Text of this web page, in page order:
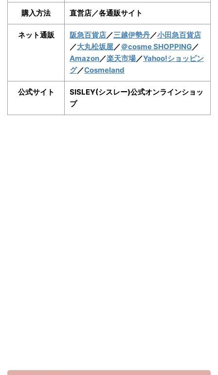
購入方法 直営店／各通販サイト
ネット通販 阪急百貨店／三越伊勢丹／小田急百貨店
／大丸松坂屋／＠cosme SHOPPING／
Amazon／楽天市場／Yahoo!ショッピン
グ／Cosmeland
公式サイト
SISLEY(シスレー)公式オンラインショッ
プ